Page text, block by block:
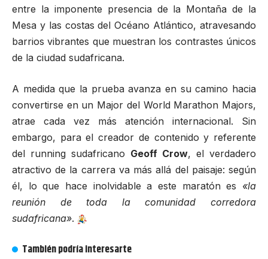
entre la imponente presencia de la Montaña de la
Mesa y las costas del Océano Atlántico, atravesando
barrios vibrantes que muestran los contrastes únicos
de la ciudad sudafricana.
A medida que la prueba avanza en su camino hacia
convertirse en un Major del World Marathon Majors,
atrae cada vez más atención internacional. Sin
embargo, para el creador de contenido y referente
del running sudafricano Geoff Crow, el verdadero
atractivo de la carrera va más allá del paisaje: según
él, lo que hace inolvidable a este maratón es «la
reunión de toda la comunidad corredora
sudafricana».
También podría interesarte